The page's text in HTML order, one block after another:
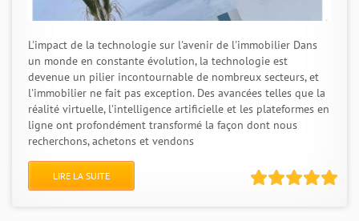
L'impact de la technologie sur l'avenir de l'immobilier Dans
un monde en constante évolution, la technologie est
devenue un pilier incontournable de nombreux secteurs, et
l'immobilier ne fait pas exception. Des avancées telles que la
réalité virtuelle, l'intelligence artificielle et les plateformes en
ligne ont profondément transformé la façon dont nous
recherchons, achetons et vendons
LIRE LA SUITE